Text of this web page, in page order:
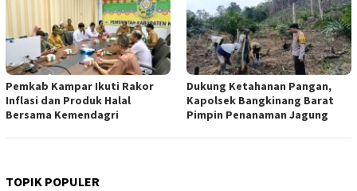
Pemkab Kampar Ikuti Rakor
Inflasi dan Produk Halal
Bersama Kemendagri
Dukung Ketahanan Pangan,
Kapolsek Bangkinang Barat
Pimpin Penanaman Jagung
TOPIK POPULER